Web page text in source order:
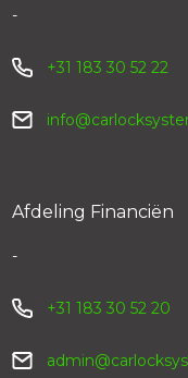
-
+31 183 30 52 22
Afdeling Financiën
-
+31 183 30 52 20